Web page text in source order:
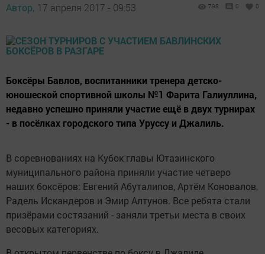
Автор, 17 апреля 2017 - 09:53 798 0 0
Боксёры Бавлов, воспитанники тренера детско-
юношеской спортивной школы №1 Фарита Галиуллина,
недавно успешно приняли участие ещё в двух турнирах
- в посёлках городского типа Уруссу и Джалиль.
В соревнованиях на Кубок главы Ютазинского
муниципального района приняли участие четверо
наших боксёров: Евгений Абуталипов, Артём Коновалов,
Радель Искандеров и Эмир Алтунов. Все ребята стали
призёрами состязаний - заняли третьи места в своих
весовых категориях.